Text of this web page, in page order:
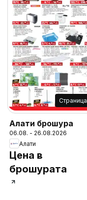
Cтраница
Алати брошура
06.08. - 26.08.2026
Алати
Цена в
брошурата